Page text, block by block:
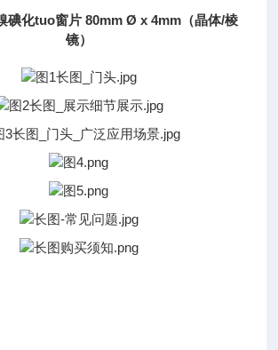
碘化tuo窗片 80mm Ø x 4mm（晶体/棱
镜）